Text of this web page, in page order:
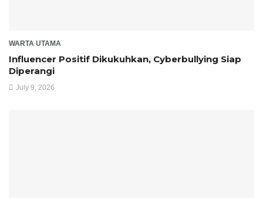
WARTA UTAMA
Influencer Positif Dikukuhkan, Cyberbullying Siap
Diperangi
July 9, 2026